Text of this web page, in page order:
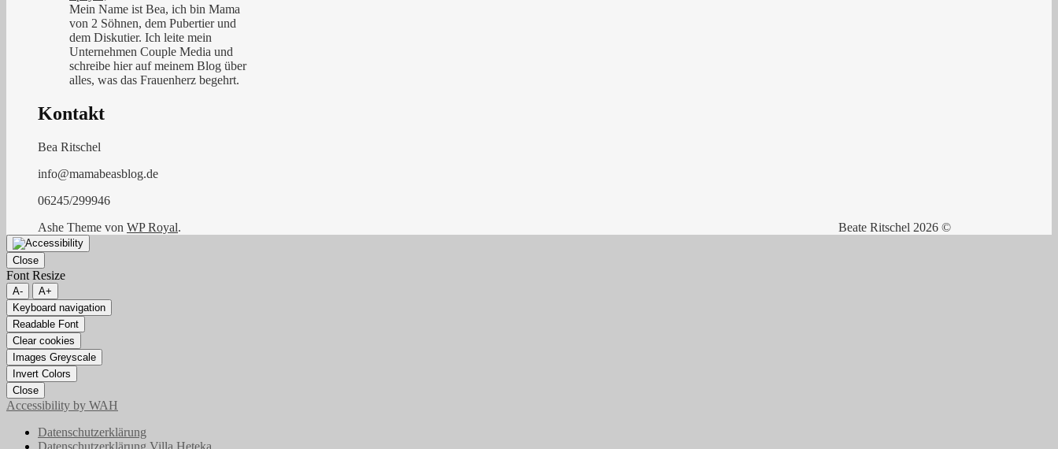
Mein Name ist Bea, ich bin Mama
von 2 Söhnen, dem Pubertier und
dem Diskutier. Ich leite mein
Unternehmen Couple Media und
schreibe hier auf meinem Blog über
alles, was das Frauenherz begehrt.
Kontakt
Bea Ritschel
info@mamabeasblog.de
06245/299946
Beate Ritschel 2026 ©
Ashe Theme von WP Royal.
Close
Font Resize
A-
A+
Keyboard navigation
Readable Font
Clear cookies
Images Greyscale
Invert Colors
Close
Accessibility by WAH
Datenschutzerklärung
Datenschutzerklärung Villa Heteka